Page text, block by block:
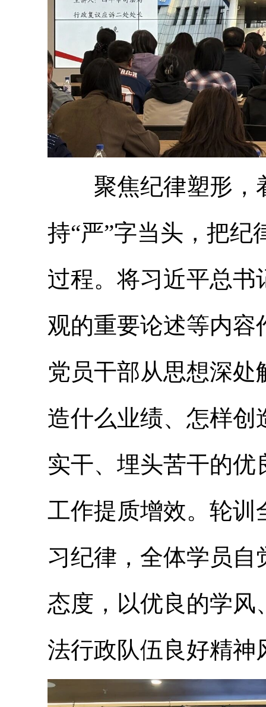
聚焦纪律塑形，
持“严”字当头，把纪
过程。将习近平总书
观的重要论述等内容
党员干部从思想深处
造什么业绩、怎样创
实干、埋头苦干的
工作提质增效。轮训
习纪律，全体学员
态度，以优良的学风
法行政队伍良好精神